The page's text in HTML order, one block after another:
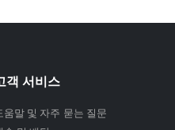
객 서비스
움말 및 자주 묻는 질문